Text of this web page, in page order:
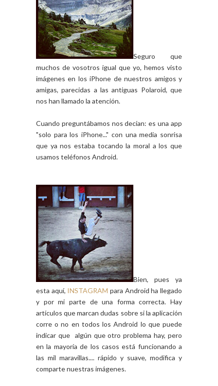
Seguro que
muchos de vosotros igual que yo, hemos visto
imágenes en los iPhone de nuestros amigos y
amigas, parecidas a las antiguas Polaroid, que
nos han llamado la atención.
Cuando preguntábamos nos decían: es una app
"solo para los iPhone..." con una media sonrisa
que ya nos estaba tocando la moral a los que
usamos teléfonos Android.
Bien, pues ya
esta aquí, INSTAGRAM para Android ha llegado
y por mi parte de una forma correcta. Hay
artículos que marcan dudas sobre si la aplicación
corre o no en todos los Android lo que puede
indicar que algún que otro problema hay, pero
en la mayoría de los casos está funcionando a
las mil maravillas.... rápido y suave, modifica y
comparte nuestras imágenes.